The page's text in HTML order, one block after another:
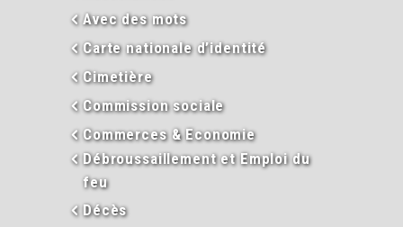
Avec des mots
Carte nationale d’identité
Cimetière
Commission sociale
Commerces & Economie
Débroussaillement et Emploi du
feu
Décès